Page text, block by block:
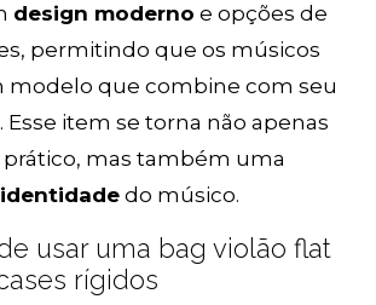
design moderno e opções de
permitindo que os músicos
modelo que combine com seu
Esse item se torna não apenas
mas também uma
do músico.
usar uma bag violão flat
rígidos